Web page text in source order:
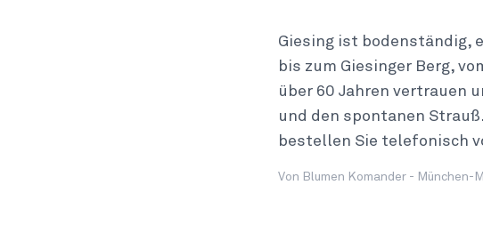
Giesing ist bodenständig,
bis zum Giesinger Berg,
über 60 Jahren vertrauen
und den spontanen
bestellen Sie telefonisch
Von Blumen Komander - München-